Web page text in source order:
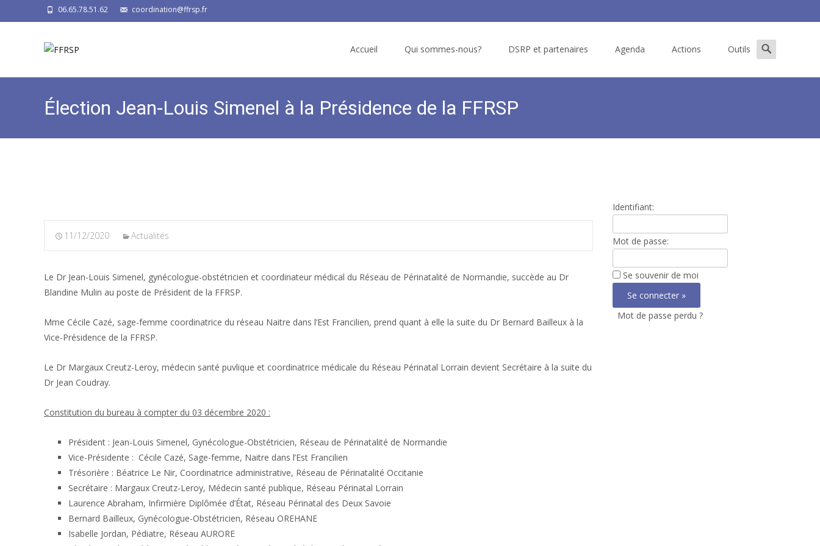
06.65.78.51.62 coordination@ffrsp.fr
Accueil Qui sommes-nous? DSRP et partenaires Agenda Actions Outils
Search
for:
Élection Jean-Louis Simenel à la Présidence de la FFRSP
11/12/2020 Actualités
Le Dr Jean-Louis Simenel, gynécologue-obstétricien et coordinateur médical du Réseau de Périnatalité de Normandie, succède au Dr
Blandine Mulin au poste de Président de la FFRSP.
Mme Cécile Cazé, sage-femme coordinatrice du réseau Naitre dans l’Est Francilien, prend quant à elle la suite du Dr Bernard Bailleux à la
Vice-Présidence de la FFRSP.
Le Dr Margaux Creutz-Leroy, médecin santé puvlique et coordinatrice médicale du Réseau Périnatal Lorrain devient Secrétaire à la suite du
Dr Jean Coudray.
Constitution du bureau à compter du 03 décembre 2020 :
Président : Jean-Louis Simenel, Gynécologue-Obstétricien, Réseau de Périnatalité de Normandie
Vice-Présidente : Cécile Cazé, Sage-femme, Naitre dans l’Est Francilien
Trésorière : Béatrice Le Nir, Coordinatrice administrative, Réseau de Périnatalité Occitanie
Secrétaire : Margaux Creutz-Leroy, Médecin santé publique, Réseau Périnatal Lorrain
Laurence Abraham, Infirmière Diplômée d’État, Réseau Périnatal des Deux Savoie
Bernard Bailleux, Gynécologue-Obstétricien, Réseau OREHANE
Isabelle Jordan, Pédiatre, Réseau AURORE
Identifiant:
Mot de passe:
Se souvenir de moi
Mot de passe perdu ?